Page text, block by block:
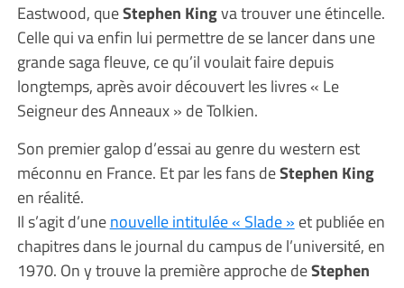
Eastwood, queStephen Kingva trouver une étincelle.
Celle qui va enfin lui permettre de se lancer dans une
grande saga fleuve, ce qu’il voulait faire depuis
longtemps, après avoir découvert les livres « Le
Seigneur des Anneaux » de Tolkien.
Son premier galop d’essai au genre du western est
méconnu en France. Et par les fans deStephen King
en réalité.
Il s’agit d’unenouvelle intitulée « Slade » et publiée en
chapitres dans le journal du campus de l’université, en
1970. On y trouve la première approche deStephen